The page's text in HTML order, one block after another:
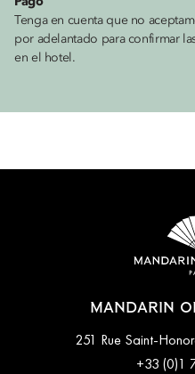
Tenga en cuenta que no
por adelantado para confirmar
en el hotel.
MANDARIN
251 Rue Saint-
+33 (0)1